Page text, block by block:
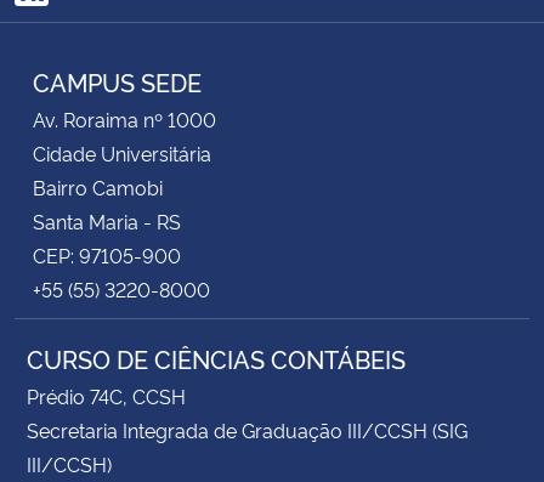
RSS
CAMPUS SEDE
Av. Roraima nº 1000
Cidade Universitária
Bairro Camobi
Santa Maria - RS
CEP: 97105-900
+55 (55) 3220-8000
CURSO DE CIÊNCIAS CONTÁBEIS
Prédio 74C, CCSH
Secretaria Integrada de Graduação III/CCSH (SIG
III/CCSH)